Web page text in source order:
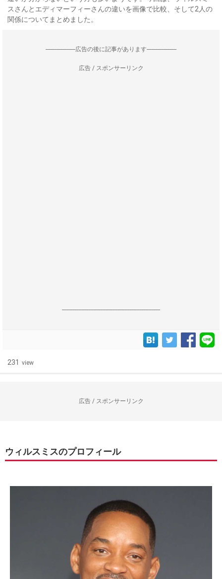
スさんとエディマーフィーさんの違いを画像で比較、そして2人の
関係についてまとめました。
--------------------広告の後に記事があります--------------------
広告 / スポンサーリンク
------------------------------------------------------------------
231 view
広告 / スポンサーリンク
ウィルスミスのプロフィール